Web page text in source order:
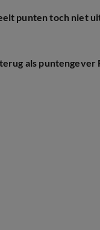
punten toch niet
als puntengever